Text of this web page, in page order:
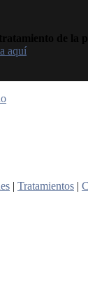
de la
aquí
| Tratamientos |